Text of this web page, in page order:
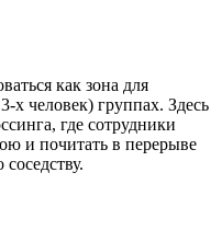
как зона для
х человек) группах. Здесь
где сотрудники
и почитать в перерыве